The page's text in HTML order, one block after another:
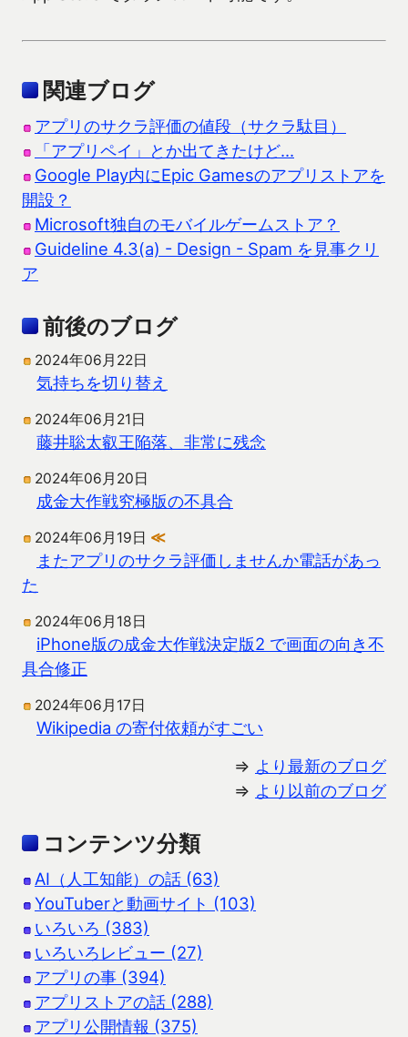
関連ブログ
アプリのサクラ評価の値段（サクラ駄目）
「アプリペイ」とか出てきたけど…
Google Play内にEpic Gamesのアプリストアを
開設？
Microsoft独自のモバイルゲームストア？
Guideline 4.3(a) - Design - Spam を見事クリ
ア
前後のブログ
2024年06月22日
気持ちを切り替え
2024年06月21日
藤井聡太叡王陥落、非常に残念
2024年06月20日
成金大作戦究極版の不具合
2024年06月19日 ≪
またアプリのサクラ評価しませんか電話があっ
た
2024年06月18日
iPhone版の成金大作戦決定版2 で画面の向き不
具合修正
2024年06月17日
Wikipedia の寄付依頼がすごい
⇒ より最新のブログ
⇒ より以前のブログ
コンテンツ分類
AI（人工知能）の話 (63)
YouTuberと動画サイト (103)
いろいろ (383)
いろいろレビュー (27)
アプリの事 (394)
アプリストアの話 (288)
アプリ公開情報 (375)